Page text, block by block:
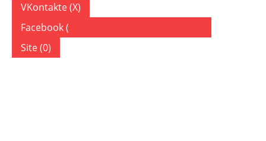
VKontakte (X)
Facebook (
Site (0)